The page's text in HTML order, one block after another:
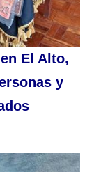
El Alto,
y